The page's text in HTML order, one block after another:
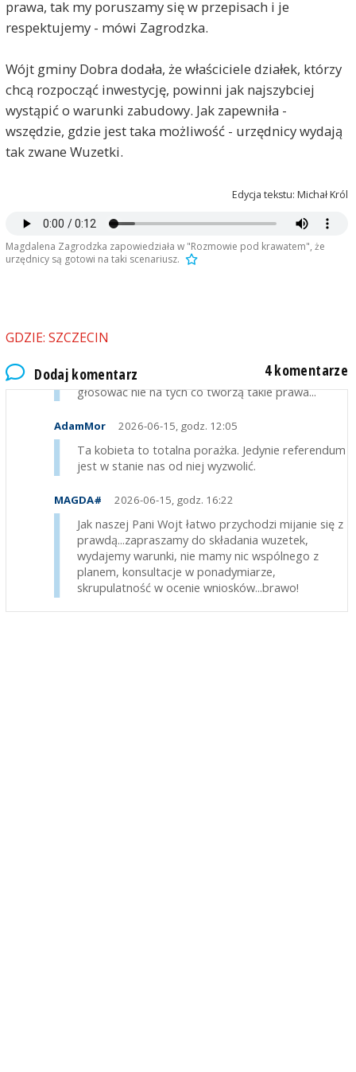
prawa, tak my poruszamy się w przepisach i je
respektujemy - mówi Zagrodzka.
Wójt gminy Dobra dodała, że właściciele działek, którzy
chcą rozpocząć inwestycję, powinni jak najszybciej
wystąpić o warunki zabudowy. Jak zapewniła -
wszędzie, gdzie jest taka możliwość - urzędnicy wydają
tak zwane Wuzetki.
Edycja tekstu: Michał Król
Magdalena Zagrodzka zapowiedziała w "Rozmowie pod krawatem", że
urzędnicy są gotowi na taki scenariusz.
GDZIE: SZCZECIN
Dodaj komentarz 4 komentarze
Maciej 2026-06-15, godz. 09:13
Pamiętam jak odchodziła Dera wszyscy się cieszyli i
AntyZielony
głosujecie w wyborach do Parlamentu - polecam
głosować nie na tych co tworzą takie prawa...
AdamMor 2026-06-15, godz. 12:05
Ta kobieta to totalna porażka. Jedynie referendum
jest w stanie nas od niej wyzwolić.
MAGDA# 2026-06-15, godz. 16:22
Jak naszej Pani Wojt łatwo przychodzi mijanie się z
prawdą...zapraszamy do składania wuzetek,
wydajemy warunki, nie mamy nic wspólnego z
planem, konsultacje w ponadymiarze,
skrupulatność w ocenie wniosków...brawo!